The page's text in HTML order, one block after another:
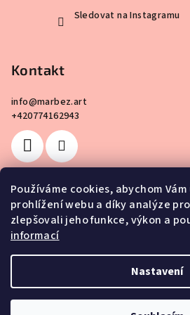
Používáme cookies, abychom
prohlížení webu a díky analýze
zlepšovali jeho funkce, výkon a
informací
Nastavení
Sledovat na Instagramu
Kontakt
info@marbez.art
+420774162943
Facebook
Copyright 2026MarBez.art.